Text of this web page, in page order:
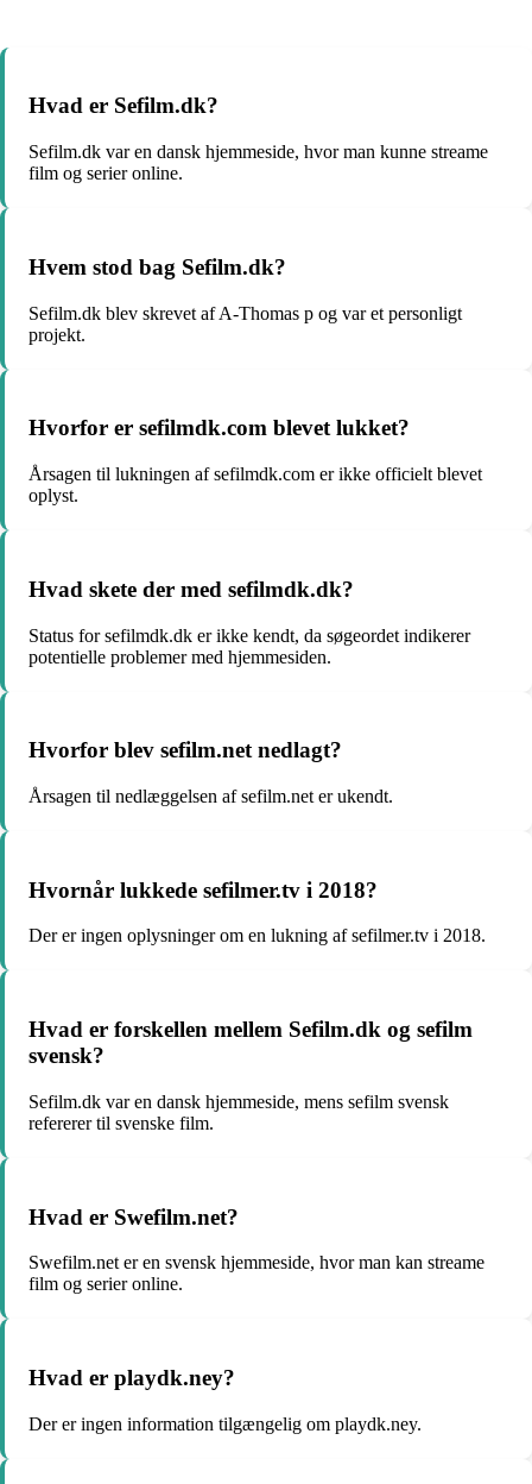
Hvad er Sefilm.dk?
Sefilm.dk var en dansk hjemmeside, hvor man kunne streame
film og serier online.
Hvem stod bag Sefilm.dk?
Sefilm.dk blev skrevet af A-Thomas p og var et personligt
projekt.
Hvorfor er sefilmdk.com blevet lukket?
Årsagen til lukningen af sefilmdk.com er ikke officielt blevet
oplyst.
Hvad skete der med sefilmdk.dk?
Status for sefilmdk.dk er ikke kendt, da søgeordet indikerer
potentielle problemer med hjemmesiden.
Hvorfor blev sefilm.net nedlagt?
Årsagen til nedlæggelsen af sefilm.net er ukendt.
Hvornår lukkede sefilmer.tv i 2018?
Der er ingen oplysninger om en lukning af sefilmer.tv i 2018.
Hvad er forskellen mellem Sefilm.dk og sefilm
svensk?
Sefilm.dk var en dansk hjemmeside, mens sefilm svensk
refererer til svenske film.
Hvad er Swefilm.net?
Swefilm.net er en svensk hjemmeside, hvor man kan streame
film og serier online.
Hvad er playdk.ney?
Der er ingen information tilgængelig om playdk.ney.